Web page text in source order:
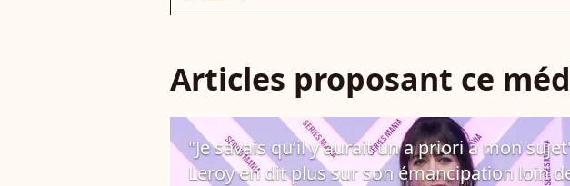
Articles proposant ce
"Je savais qu’il y aurait un a priori à mon
Leroy en dit plus sur son émancipation loin